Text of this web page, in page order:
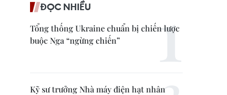
ĐỌC NHIỀU
Tổng thống Ukraine chuẩn bị chiến lược
buộc Nga “ngừng chiến”
Kỹ sư trưởng Nhà máy điện hạt nhân